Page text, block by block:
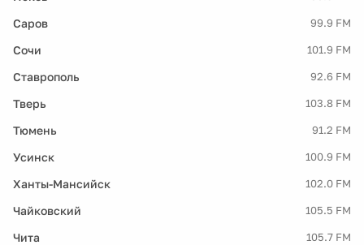
Саров 99.9 FM
Сочи 101.9 FM
Ставрополь 92.6 FM
Тверь 103.8 FM
Тюмень 91.2 FM
Усинск 100.9 FM
Ханты-Мансийск 102.0 FM
Чайковский 105.5 FM
Чита 105.7 FM